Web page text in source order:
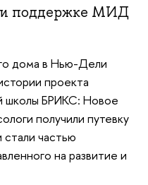
поддержке МИД
дома в Нью-Дели
проекта
школы БРИКС: Новое
получили путевку
частью
на развитие и